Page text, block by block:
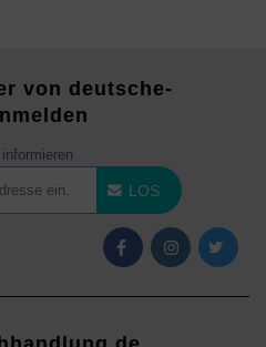
von deutsche-
LOS